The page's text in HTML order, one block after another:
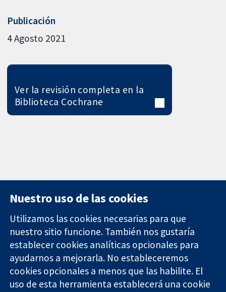
Publicación
4 Agosto 2021
Ver la revisión completa en la
Biblioteca Cochrane
Evidencia fiable.
Decisiones
informadas.
11-13 Cavendish
Square
Londres
W1G 0AN
Reino Unido
Contacto
Noticias
Prensa
Sobre
nosotros
Nuestro uso de las cookies
Utilizamos las cookies necesarias para que
nuestro sitio funcione. También nos gustaría
establecer cookies analíticas opcionales para
ayudarnos a mejorarla. No estableceremos
cookies opcionales a menos que las habilite. El
uso de esta herramienta establecerá una cookie